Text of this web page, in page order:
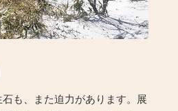
も、また迫力があります。展